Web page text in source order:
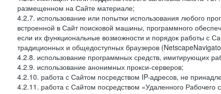
размещенном на Сайте материале;
4.2.7. использование или попытки использования любого
встроенной в Сайт поисковой машины, программного
если их функциональные возможности и порядок работы с
традиционных и общедоступных браузеров
4.2.8. использование программных средств, имитирующих
4.2.9. использование анонимных прокси-серверов;
4.2.10. работа с Сайтом посредством IP-адресов, не
4.2.11. работа с Сайтом посредством «Удаленного Рабочего